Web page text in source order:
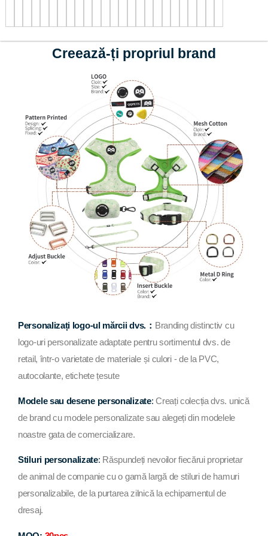
Creează-ți propriul brand
Personalizați logo-ul mărcii dvs.： Branding distinctiv cu
logo-uri personalizate adaptate pentru sortimentul dvs. de
retail, într-o varietate de materiale și culori - de la PVC,
autocolante, etichete țesute
Modele sau desene personalizate:Creați colecția dvs. unică
de brand cu modele personalizate sau alegeți din modelele
noastre gata de comercializare.
Stiluri personalizate: Răspundeți nevoilor fiecărui proprietar
de animal de companie cu o gamă largă de stiluri de hamuri
personalizabile, de la purtarea zilnică la echipamentul de
dresaj.